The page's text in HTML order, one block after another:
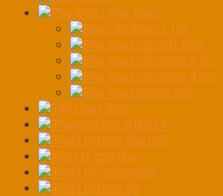
Phụ kiện - phụ tùng
Phụ cầu nâng 1 trụ
Phụ tùng cầu cắt kéo
Phụ tùng cầu nâng 2 trụ
Phụ tùng cầu nâng 4 trụ
Phụ tùng phòng sơn
Tay Quay 360
Thang nhôm YUMITA
Thiết bị bơm dầu mỡ
thiết bị chà nhá
Thiết bị chiếu sáng
Thiết bị Gara cũ